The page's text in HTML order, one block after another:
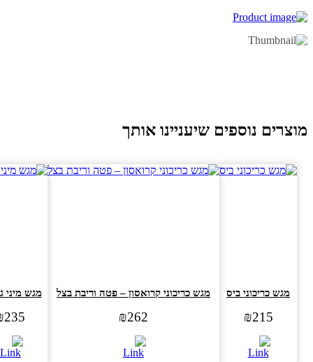
נוספים שיעניינו אותך
מגש כריכוני ביס
₪ 215
מגש כריכוני קרואסון – פטה וריבת בצל
₪262
מגש מיני
₪235